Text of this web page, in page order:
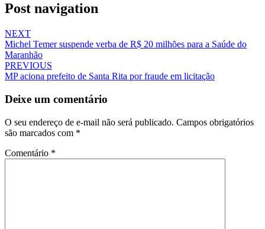
Post navigation
NEXT
Michel Temer suspende verba de R$ 20 milhões para a Saúde do
Maranhão
PREVIOUS
MP aciona prefeito de Santa Rita por fraude em licitação
Deixe um comentário
O seu endereço de e-mail não será publicado. Campos obrigatórios
são marcados com *
Comentário *